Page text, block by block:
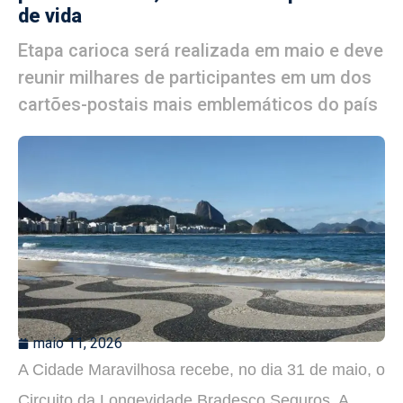
de vida
Etapa carioca será realizada em maio e deve
reunir milhares de participantes em um dos
cartões-postais mais emblemáticos do país
maio 11, 2026
A Cidade Maravilhosa recebe, no dia 31 de maio, o